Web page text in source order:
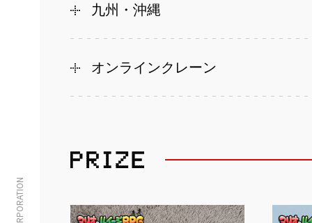
九州・沖縄
オンラインクレーン